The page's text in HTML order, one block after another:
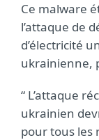
Ce malware
l’attaque de
d’électricité
ukrainienne,
“ L’attaque
ukrainien
pour tous les